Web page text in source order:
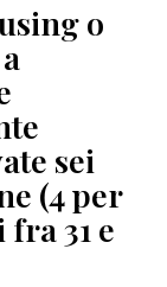
o
sei
(4 per
31 e